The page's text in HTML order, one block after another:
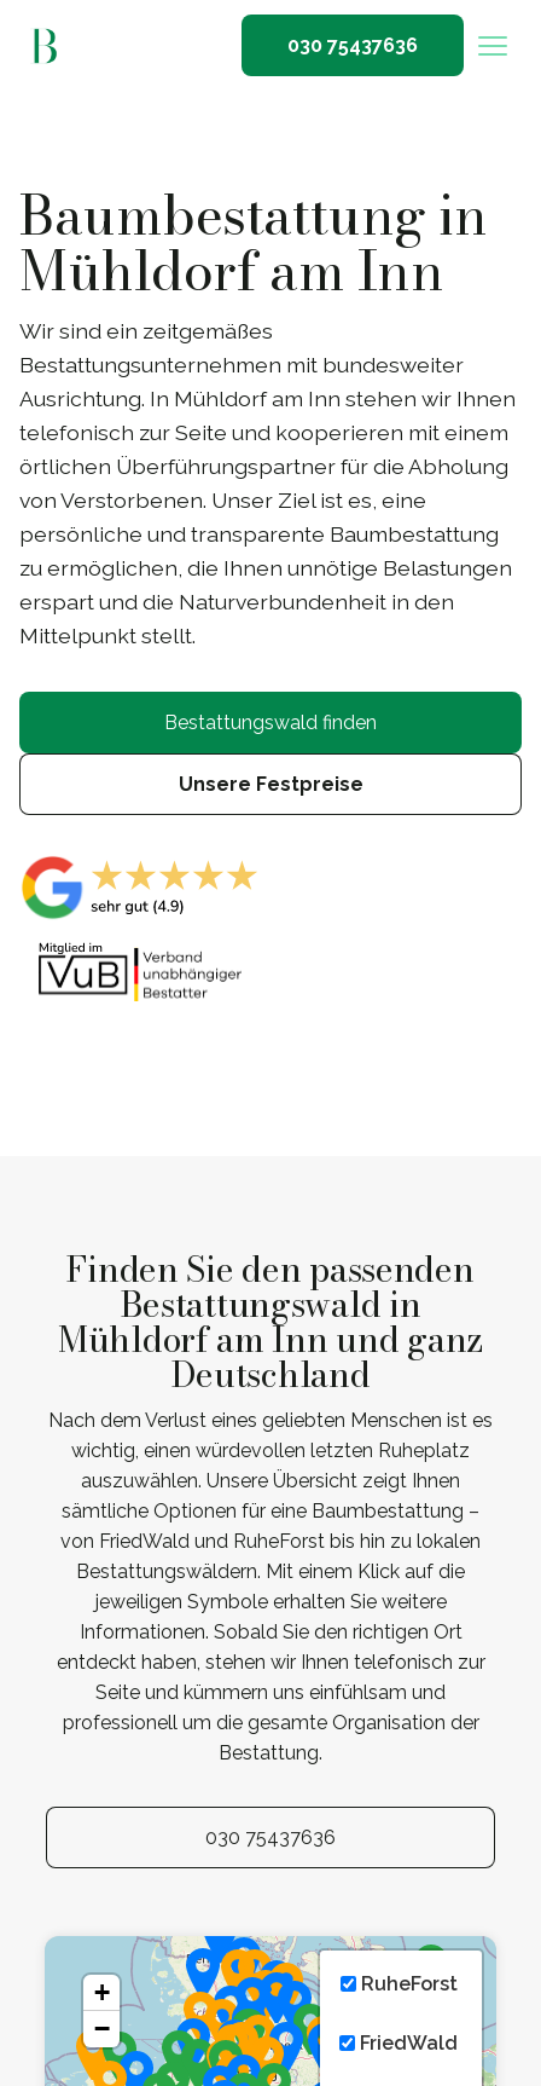
030 75437636
Baumbestattung in
Mühldorf am Inn
Wir sind ein zeitgemäßes
Bestattungsunternehmen mit bundesweiter
Ausrichtung. In Mühldorf am Inn stehen wir Ihnen
telefonisch zur Seite und kooperieren mit einem
örtlichen Überführungspartner für die Abholung
von Verstorbenen. Unser Ziel ist es, eine
persönliche und transparente Baumbestattung
zu ermöglichen, die Ihnen unnötige Belastungen
erspart und die Naturverbundenheit in den
Mittelpunkt stellt.
Bestattungswald finden
Unsere Festpreise
Finden Sie den passenden
Bestattungswald in
Mühldorf am Inn und ganz
Deutschland
Nach dem Verlust eines geliebten Menschen ist es
wichtig, einen würdevollen letzten Ruheplatz
auszuwählen. Unsere Übersicht zeigt Ihnen
sämtliche Optionen für eine Baumbestattung –
von FriedWald und RuheForst bis hin zu lokalen
Bestattungswäldern. Mit einem Klick auf die
jeweiligen Symbole erhalten Sie weitere
Informationen. Sobald Sie den richtigen Ort
entdeckt haben, stehen wir Ihnen telefonisch zur
Seite und kümmern uns einfühlsam und
professionell um die gesamte Organisation der
Bestattung.
030 75437636
+
−
RuheForst
FriedWald